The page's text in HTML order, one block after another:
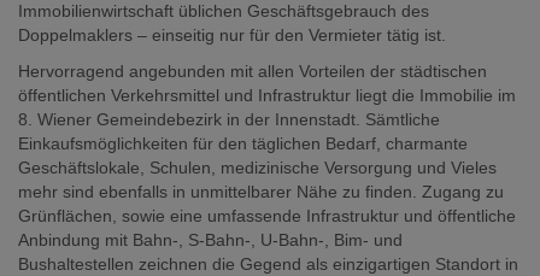
Immobilienwirtschaft üblichen Geschäftsgebrauch des
Doppelmaklers – einseitig nur für den Vermieter tätig ist.
Hervorragend angebunden mit allen Vorteilen der städtischen
öffentlichen Verkehrsmittel und Infrastruktur liegt die Immobilie im
8. Wiener Gemeindebezirk in der Innenstadt. Sämtliche
Einkaufsmöglichkeiten für den täglichen Bedarf, charmante
Geschäftslokale, Schulen, medizinische Versorgung und Vieles
mehr sind ebenfalls in unmittelbarer Nähe zu finden. Zugang zu
Grünflächen, sowie eine umfassende Infrastruktur und öffentliche
Anbindung mit Bahn-, S-Bahn-, U-Bahn-, Bim- und
Bushaltestellen zeichnen die Gegend als einzigartigen Standort in